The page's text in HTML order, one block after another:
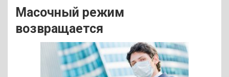
Масочный режим
возвращается